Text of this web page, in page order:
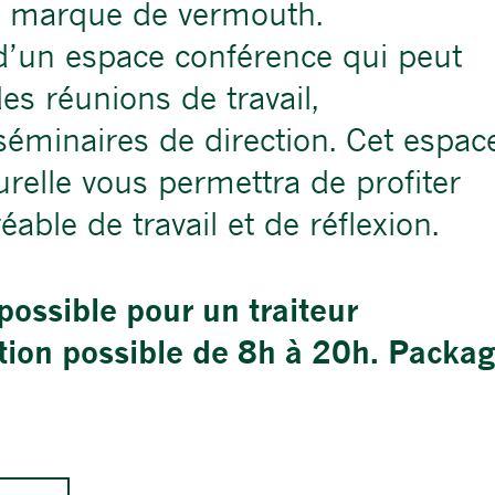
de vermouth.
espace conférence qui peut
réunions de travail,
de direction. Cet
vous permettra de profiter
de travail et de réflexion.
pour un traiteur
possible de 8h à 20h.